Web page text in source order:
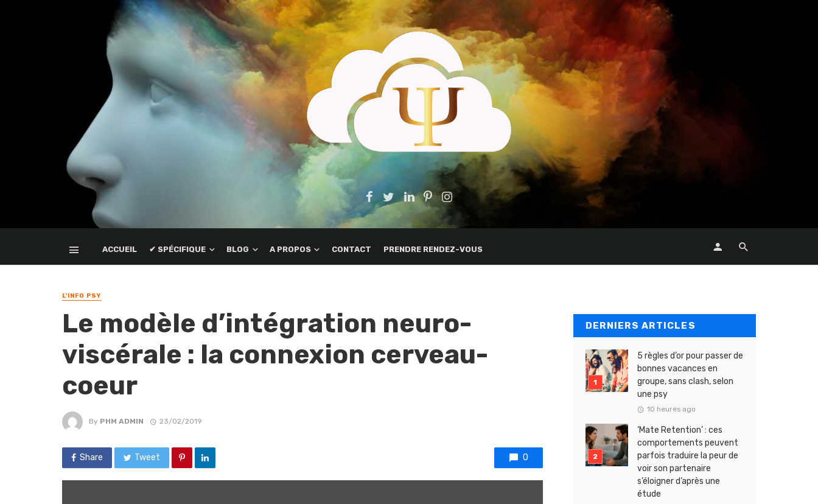
ACCUEIL ✔ SPÉCIFIQUE BLOG A PROPOS CONTACT PRENDRE RENDEZ-VOUS
L'INFO PSY
Le modèle d’intégration neuro-
viscérale : la connexion cerveau-
coeur
By PHM ADMIN 23/02/2019
Share Tweet 0
DERNIERS ARTICLES
5 règles d’or pour passer de
bonnes vacances en
groupe, sans clash, selon
une psy
10 heures ago
‘Mate Retention’ : ces
comportements peuvent
parfois traduire la peur de
voir son partenaire
s’éloigner d’après une
étude